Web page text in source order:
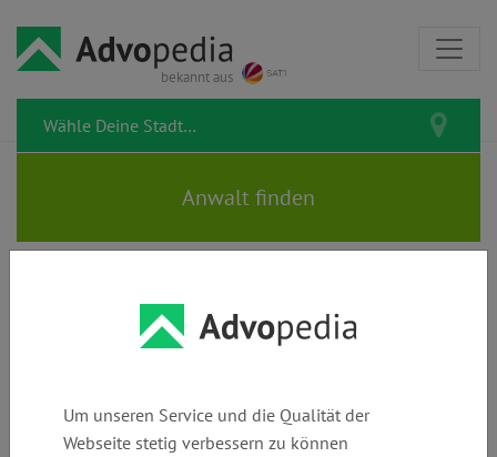
bekannt aus
Rechtsanwalt RANDY
Um unseren Service und die Qualität der
Webseite stetig verbessern zu können